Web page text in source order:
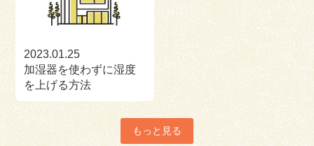
2023.01.25
加湿器を使わずに湿度
を上げる方法
もっと見る